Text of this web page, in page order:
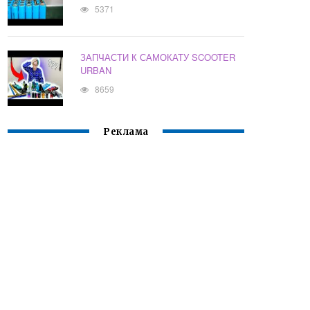
5371
ЗАПЧАСТИ К САМОКАТУ SCOOTER
URBAN
8659
Реклама